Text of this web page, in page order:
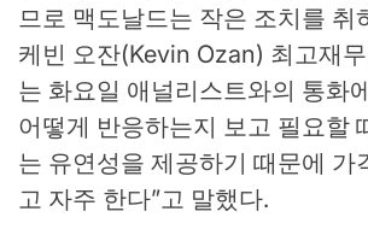
므로 맥도날드는 작은 조치를 취
케빈 오잔(Kevin Ozan) 최고재
는 화요일 애널리스트와의 통화
어떻게 반응하는지 보고 필요할
는 유연성을 제공하기 때문에 가
고 자주 한다”고 말했다.